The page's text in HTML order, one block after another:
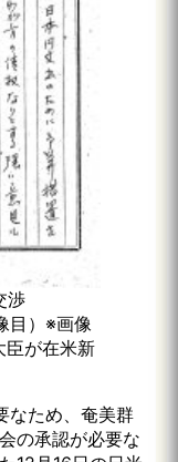
渉
目）※画像
臣が在米新
なため、奄美群
の承認が必要な